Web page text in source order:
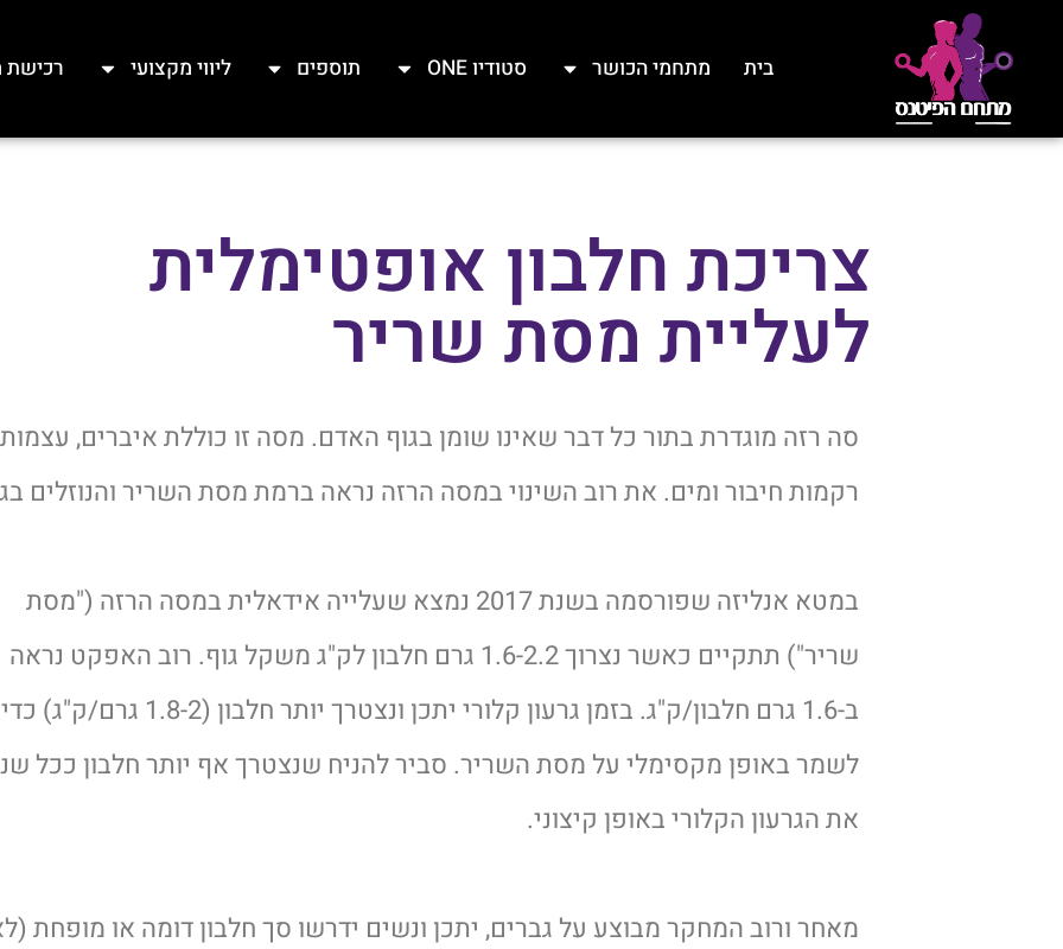
בית מתחמי הכושר סטודיו ONE תוספים ליווי מקצועי רכישת
צריכת חלבון אופטימלית
לעליית מסת שריר
סה רזה מוגדרת בתור כל דבר שאינו שומן בגוף האדם. מסה זו כוללת איברים,
רקמות חיבור ומים. את רוב השינוי במסה הרזה נראה ברמת מסת השריר והנוזלים
במטא אנליזה שפורסמה בשנת 2017 נמצא שעלייה אידאלית במסה הרזה ("מסת
שריר") תתקיים כאשר נצרוך 1.6-2.2 גרם חלבון לק"ג משקל גוף. רוב האפקט נראה
ב-1.6 גרם חלבון/ק"ג. בזמן גרעון קלורי יתכן ונצטרך יותר חלבון (1.8-2 גרם/ק"ג) כדי
לשמר באופן מקסימלי על מסת השריר. סביר להניח שנצטרך אף יותר חלבון ככל
את הגרעון הקלורי באופן קיצוני.
מאחר ורוב המחקר מבוצע על גברים, יתכן ונשים ידרשו סך חלבון דומה או מופחת